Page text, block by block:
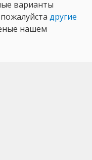
варианты
другие
нашем